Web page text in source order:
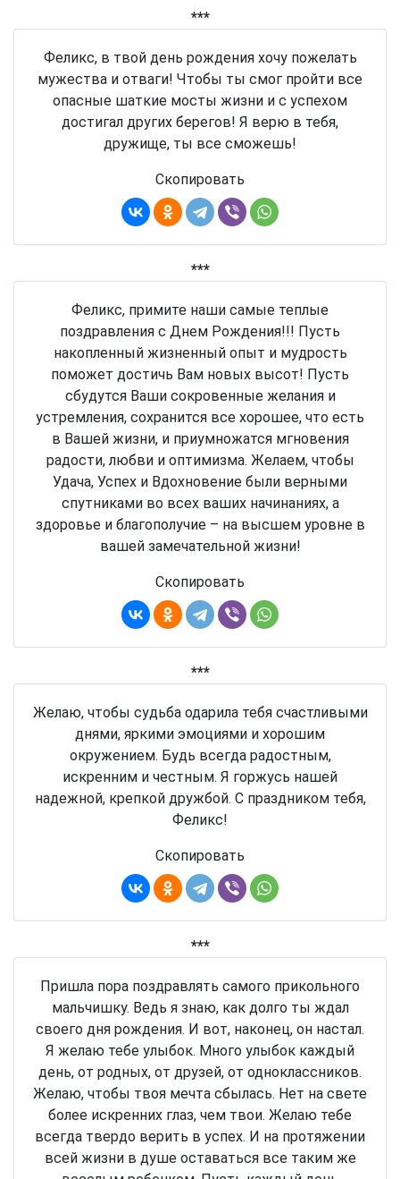
***
Феликс, в твой день рождения хочу пожелать
мужества и отваги! Чтобы ты смог пройти все
опасные шаткие мосты жизни и с успехом
достигал других берегов! Я верю в тебя,
дружище, ты все сможешь!
Скопировать
***
Феликс, примите наши самые теплые
поздравления с Днем Рождения!!! Пусть
накопленный жизненный опыт и мудрость
поможет достичь Вам новых высот! Пусть
сбудутся Ваши сокровенные желания и
устремления, сохранится все хорошее, что есть
в Вашей жизни, и приумножатся мгновения
радости, любви и оптимизма. Желаем, чтобы
Удача, Успех и Вдохновение были верными
спутниками во всех ваших начинаниях, а
здоровье и благополучие – на высшем уровне в
вашей замечательной жизни!
Скопировать
***
Желаю, чтобы судьба одарила тебя счастливыми
днями, яркими эмоциями и хорошим
окружением. Будь всегда радостным,
искренним и честным. Я горжусь нашей
надежной, крепкой дружбой. С праздником тебя,
Феликс!
Скопировать
***
Пришла пора поздравлять самого прикольного
мальчишку. Ведь я знаю, как долго ты ждал
своего дня рождения. И вот, наконец, он настал.
Я желаю тебе улыбок. Много улыбок каждый
день, от родных, от друзей, от одноклассников.
Желаю, чтобы твоя мечта сбылась. Нет на свете
более искренних глаз, чем твои. Желаю тебе
всегда твердо верить в успех. И на протяжении
всей жизни в душе оставаться все таким же